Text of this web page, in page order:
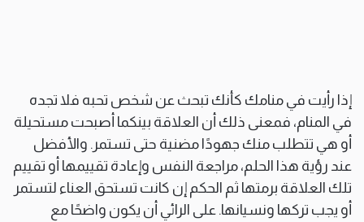
إذا رأيت في منامك كأنك تبحث عن شخص تحبه فلا تجده
في المنام، فمعنى ذلك أن العلاقة بينكما أصبحت مستحيلة
أو هي تتطلب منك جهودًا مضنية حتى تستمر. والأفضل
عند رؤية هذا الحلم، مراجعة النفس وإعادة تقييمها أو تقييم
تلك العلاقة برمتها ثم الحكم إن كانت تستحق العناء لتستمر
أو يجب تركها ونسيانها. على الرائي أن يكون واضحًا مع